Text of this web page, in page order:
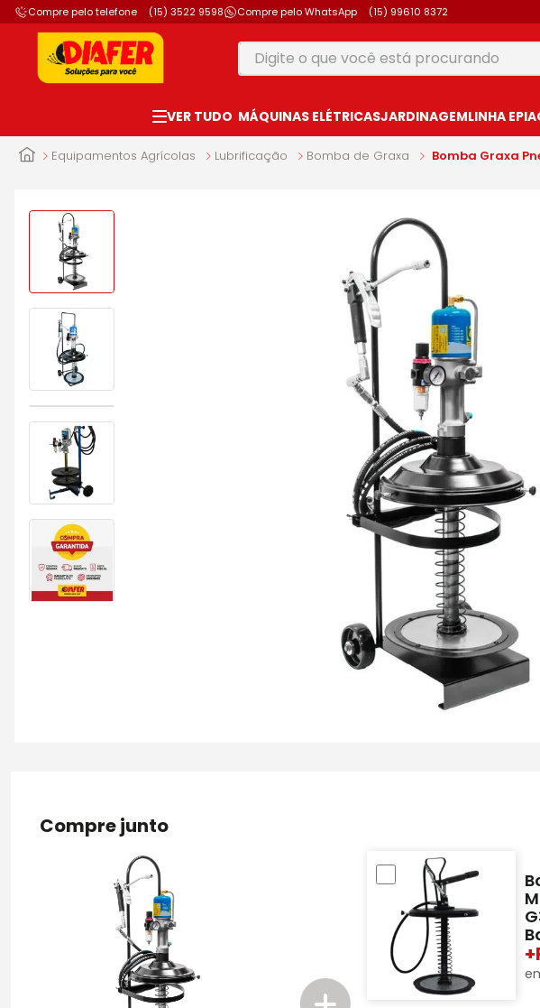
Compre pelo telefone (15) 3522 9598 Compre pelo WhatsApp (15) 99610 8372
Digite o que você está procurando
MÁQUINAS ELÉTRICASJARDINAGEMLINHA EPI
Equipamentos Agrícolas Lubrificação Bomba de Graxa Bomba Graxa
Compre junto
+
1º
motosserra
2 º
furadeira
parafusadeira